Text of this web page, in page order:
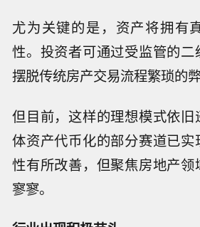
尤为关键的是，资产将拥有
性。投资者可通过受监管的二
摆脱传统房产交易流程繁琐的弊
但目前，这样的理想模式依
体资产代币化的部分赛道已
性有所改善，但聚焦房地产
寥寥。